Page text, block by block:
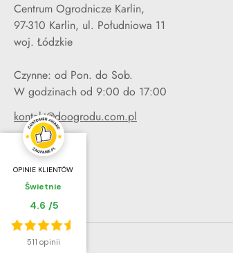
OPINIE KLIENTÓW
Świetnie
Średnia ocena klientów:
4.6 /5
Łącznie opinii:
511 opinii
Centrum Ogrodnicze Karlin,
97-310 Karlin, ul. Południowa 11
woj. Łódzkie
Czynne: od Pon. do Sob.
W godzinach od 9:00 do 17:00
kontakt@doogrodu.com.pl
667 771 771